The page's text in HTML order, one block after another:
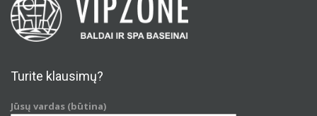
Turite klausimų?
Jūsų vardas (būtina)